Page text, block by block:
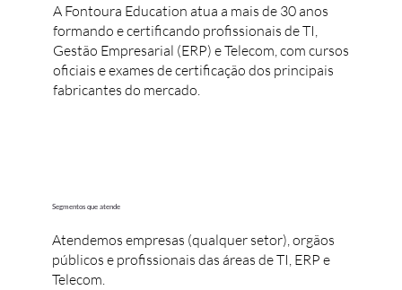
A Fontoura Education atua a mais de 30 anos
formando e certificando profissionais de TI,
Gestão Empresarial (ERP) e Telecom, com cursos
oficiais e exames de certificação dos principais
fabricantes do mercado.
Segmentos que atende
Atendemos empresas (qualquer setor), orgãos
públicos e profissionais das áreas de TI, ERP e
Telecom.